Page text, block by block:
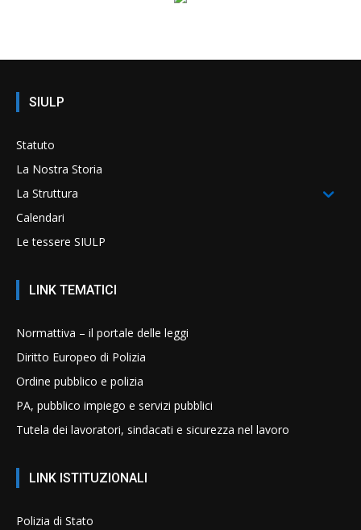
SIULP
Statuto
La Nostra Storia
La Struttura
Calendari
Le tessere SIULP
LINK TEMATICI
Normattiva – il portale delle leggi
Diritto Europeo di Polizia
Ordine pubblico e polizia
PA, pubblico impiego e servizi pubblici
Tutela dei lavoratori, sindacati e sicurezza nel lavoro
LINK ISTITUZIONALI
Polizia di Stato